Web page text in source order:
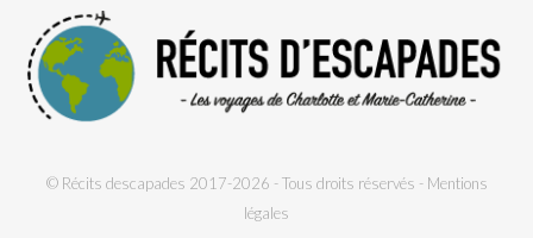
© Récits descapades 2017-2026 - Tous droits réservés - Mentions
légales